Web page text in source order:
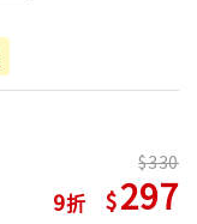
9
330
297